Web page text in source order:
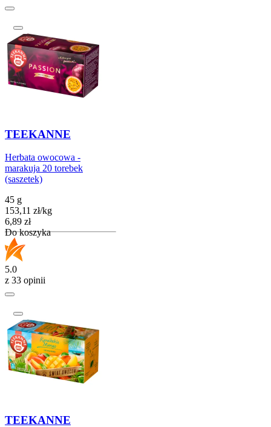
TEEKANNE
Herbata owocowa -
marakuja 20 torebek
(saszetek)
45 g
153,11 zł/kg
Cena
6,89 zł
Do koszyka
5.0
z 33 opinii
TEEKANNE